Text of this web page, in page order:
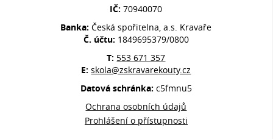
IČ:70940070
Banka:Česká spořitelna, a.s. Kravaře
Č. účtu: 1849695379/0800
T: 553 671 357
E:skola@zskravarekouty.cz
Datová schránka: c5fmnu5
Ochrana osobních údajů
Prohlášení o přístupnosti